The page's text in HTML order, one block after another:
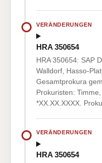
VERÄNDERUNGEN
HRA 350654
HRA 350654: SAP
Walldorf, Hasso-
Gesamtprokura
Prokuristen:
*XX.XX.XXXX.
VERÄNDERUNGEN
HRA 350654